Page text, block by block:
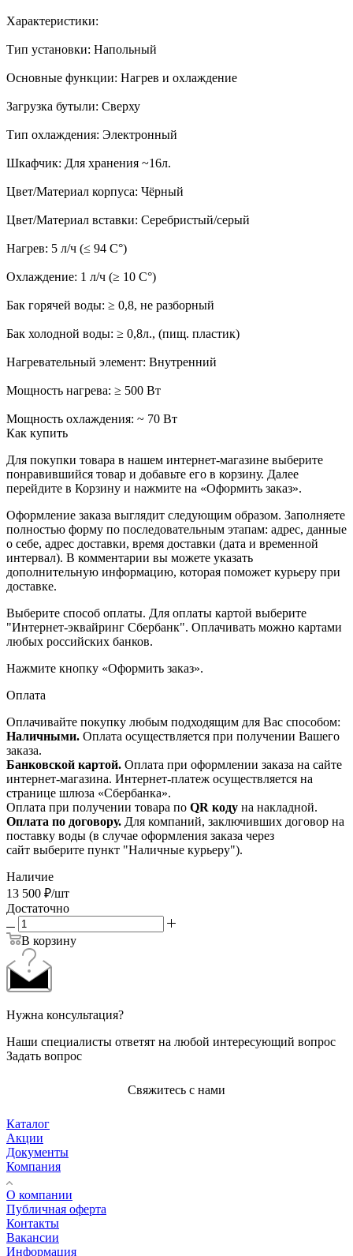
Характеристики:
Тип установки: Напольный
Основные функции: Нагрев и охлаждение
Загрузка бутыли: Сверху
Тип охлаждения: Электронный
Шкафчик: Для хранения ~16л.
Цвет/Материал корпуса: Чёрный
Цвет/Материал вставки: Серебристый/серый
Нагрев: 5 л/ч (≤ 94 C°)
Охлаждение: 1 л/ч (≥ 10 C°)
Бак горячей воды: ≥ 0,8, не разборный
Бак холодной воды: ≥ 0,8л., (пищ. пластик)
Нагревательный элемент: Внутренний
Мощность нагрева: ≥ 500 Вт
Мощность охлаждения: ~ 70 Вт
Как купить
Для покупки товара в нашем интернет-магазине выберите
понравившийся товар и добавьте его в корзину. Далее
перейдите в Корзину и нажмите на «Оформить заказ».
Оформление заказа выглядит следующим образом. Заполняете
полностью форму по последовательным этапам: адрес, данные
о себе, адрес доставки, время доставки (дата и временной
интервал). В комментарии вы можете указать
дополнительную информацию, которая поможет курьеру при
доставке.
Выберите способ оплаты. Для оплаты картой выберите
"Интернет-эквайринг Сбербанк". Оплачивать можно картами
любых российских банков.
Нажмите кнопку «Оформить заказ».
Оплата
Оплачивайте покупку любым подходящим для Вас способом:
Наличными. Оплата осуществляется при получении Вашего
заказа.
Банковской картой. Оплата при оформлении заказа на сайте
интернет-магазина. Интернет-платеж осуществляется на
странице шлюза «Сбербанка».
Оплата при получении товара по QR коду на накладной.
Оплата по договору. Для компаний, заключивших договор на
поставку воды (в случае оформления заказа через
сайт выберите пункт "Наличные курьеру").
Наличие
13 500 ₽/шт
Достаточно
В корзину
Нужна консультация?
Наши специалисты ответят на любой интересующий вопрос
Задать вопрос
Свяжитесь с нами
Каталог
Акции
Документы
Компания
О компании
Публичная оферта
Контакты
Вакансии
Информация